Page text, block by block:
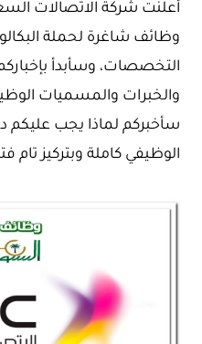
وظائف شاغرة لحملة
التخصصات، وسأبدأ
والخبرات والمسميات
سأخبركم لماذا يجب عليكم
الوظيفي كاملة وبتركيز تام